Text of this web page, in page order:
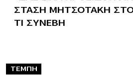
ΣΤΑΣΗ ΜΗΤΣΟΤΑΚΗ
ΤΙ ΣΥΝΕΒΗ
ΤΕΜΠΗ